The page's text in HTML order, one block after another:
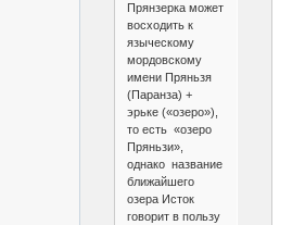
Прянзерка может
восходить к
языческому
мордовскому
имени Пряньзя
(Паранза) +
эрьке («озеро»),
то есть «озеро
Пряньзи»,
однако название
ближайшего
озера Исток
говорит в пользу